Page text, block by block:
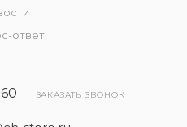
ответ
ЗАКАЗАТЬ ЗВОНОК